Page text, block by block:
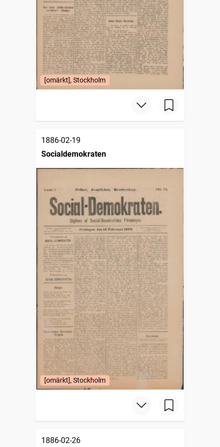
[omärkt], Stockholm
1886-02-19
Socialdemokraten
[omärkt], Stockholm
1886-02-26